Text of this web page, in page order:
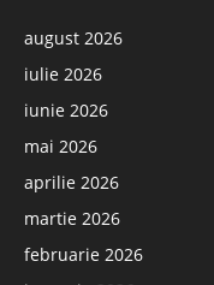
august 2026
iulie 2026
iunie 2026
mai 2026
aprilie 2026
martie 2026
februarie 2026